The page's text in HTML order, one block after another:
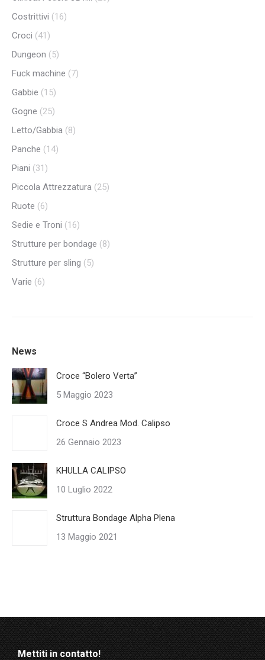
Costrittivi (16)
Croci (41)
Dungeon (5)
Fuck machine (7)
Gabbie (15)
Gogne (25)
Letto/Gabbia (8)
Panche (14)
Piani (31)
Piccola Attrezzatura (25)
Ruote (6)
Sedie e Troni (16)
Strutture per bondage (8)
Strutture per sling (5)
Varie (6)
News
Croce “Bolero Verta”
5 Maggio 2023
Croce S Andrea Mod. Calipso
26 Gennaio 2023
KHULLA CALIPSO
10 Luglio 2022
Struttura Bondage Alpha Plena
13 Maggio 2021
Mettiti in contatto!